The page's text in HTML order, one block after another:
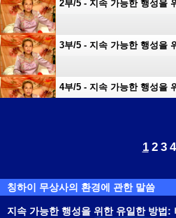
2부/5 - 지속 가능한 행성을
3부/5 - 지속 가능한 행성을
4부/5 - 지속 가능한 행성을
1 2 3 4
칭하이 무상사의 환경에 관한 말씀
지속 가능한 행성을 위한 유일한 방법